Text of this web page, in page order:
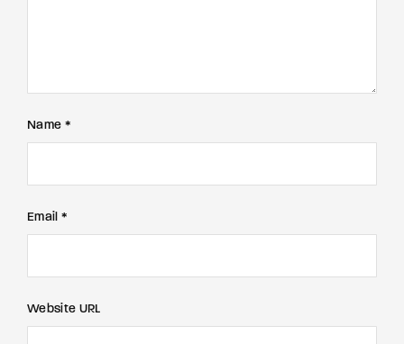
Name *
Email *
Website URL